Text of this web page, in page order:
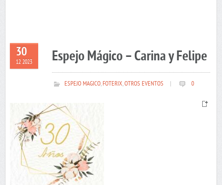
30
12 2023 Espejo Mágico – Carina y Felipe
ESPEJO MAGICO,FOTERIX,OTROS EVENTOS 0